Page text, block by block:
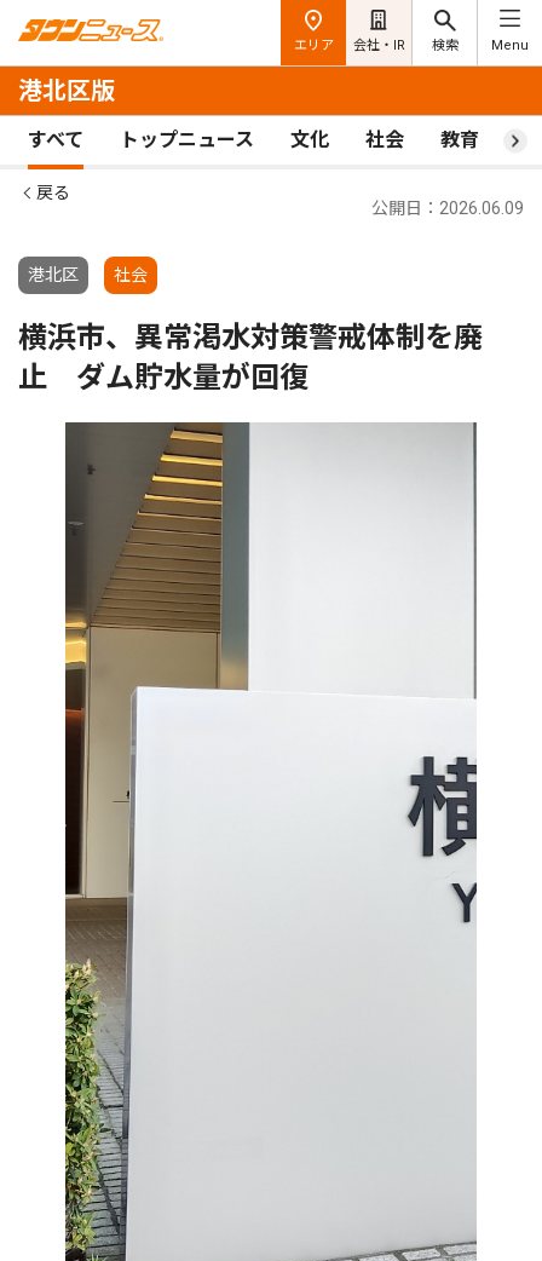
エリア 会社・IR 検索 Menu
港北区版
すべて トップニュース 文化 社会 教育 ス
戻る
港北区 社会
公開日：2026.06.09
横浜市、異常渇水対策警戒体制を廃
止 ダム貯水量が回復